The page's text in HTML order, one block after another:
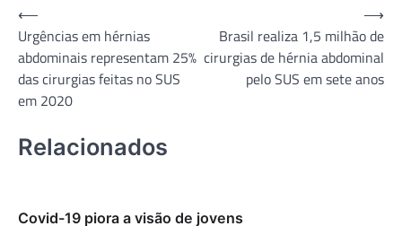
Navegação
de
Post
⟵
Urgências em hérnias
abdominais representam 25%
das cirurgias feitas no SUS
em 2020
Brasil realiza 1,5 milhão de
cirurgias de hérnia abdominal
pelo SUS em sete anos
⟶
Relacionados
Covid-19 piora a visão de jovens